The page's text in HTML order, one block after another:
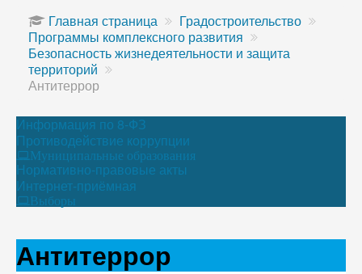
Главная страница
Градостроительство
Программы комплексного развития
Безопасность жизнедеятельности и защита
территорий
Антитеррор
Информация по 8-ФЗ
Противодействие коррупции
Муниципальные образования
Нормативно-правовые акты
Интернет-приёмная
Выборы
Антитеррор